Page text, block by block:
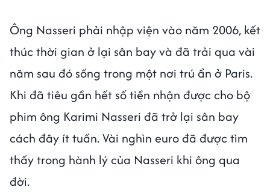
Ông Nasseri phải nhập viện vào năm 2006, kết
thúc thời gian ở lại sân bay và đã trải qua vài
năm sau đó sống trong một nơi trú ẩn ở Paris.
Khi đã tiêu gần hết số tiền nhận được cho bộ
phim ông Karimi Nasseri đã trở lại sân bay
cách đây ít tuần. Vài nghìn euro đã được tìm
thấy trong hành lý của Nasseri khi ông qua
đời.